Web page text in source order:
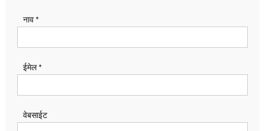
नाव*
ईमेल*
वेबसाईट